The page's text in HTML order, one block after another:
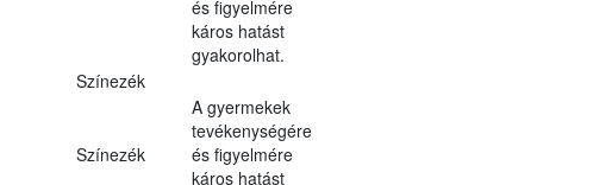
és figyelmére
káros hatást
gyakorolhat.
Színezék
Színezék
A gyermekek
tevékenységére
és figyelmére
káros hatást